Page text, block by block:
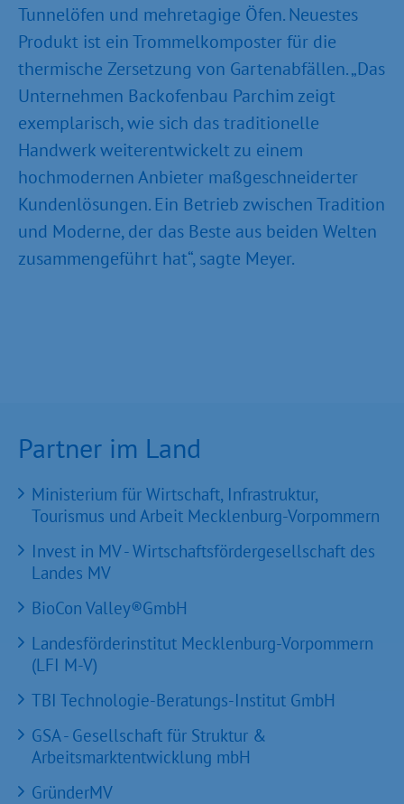
Tunnelöfen und mehretagige Öfen. Neuestes
Produkt ist ein Trommelkomposter für die
thermische Zersetzung von Gartenabfällen. „Das
Unternehmen Backofenbau Parchim zeigt
exemplarisch, wie sich das traditionelle
Handwerk weiterentwickelt zu einem
hochmodernen Anbieter maßgeschneiderter
Kundenlösungen. Ein Betrieb zwischen Tradition
und Moderne, der das Beste aus beiden Welten
zusammengeführt hat“, sagte Meyer.
Partner im Land
Ministerium für Wirtschaft, Infrastruktur,
Tourismus und Arbeit Mecklenburg-Vorpommern
Invest in MV - Wirtschaftsfördergesellschaft des
Landes MV
BioCon Valley®GmbH
Landesförderinstitut Mecklenburg-Vorpommern
(LFI M-V)
TBI Technologie-Beratungs-Institut GmbH
GSA - Gesellschaft für Struktur &
Arbeitsmarktentwicklung mbH
GründerMV